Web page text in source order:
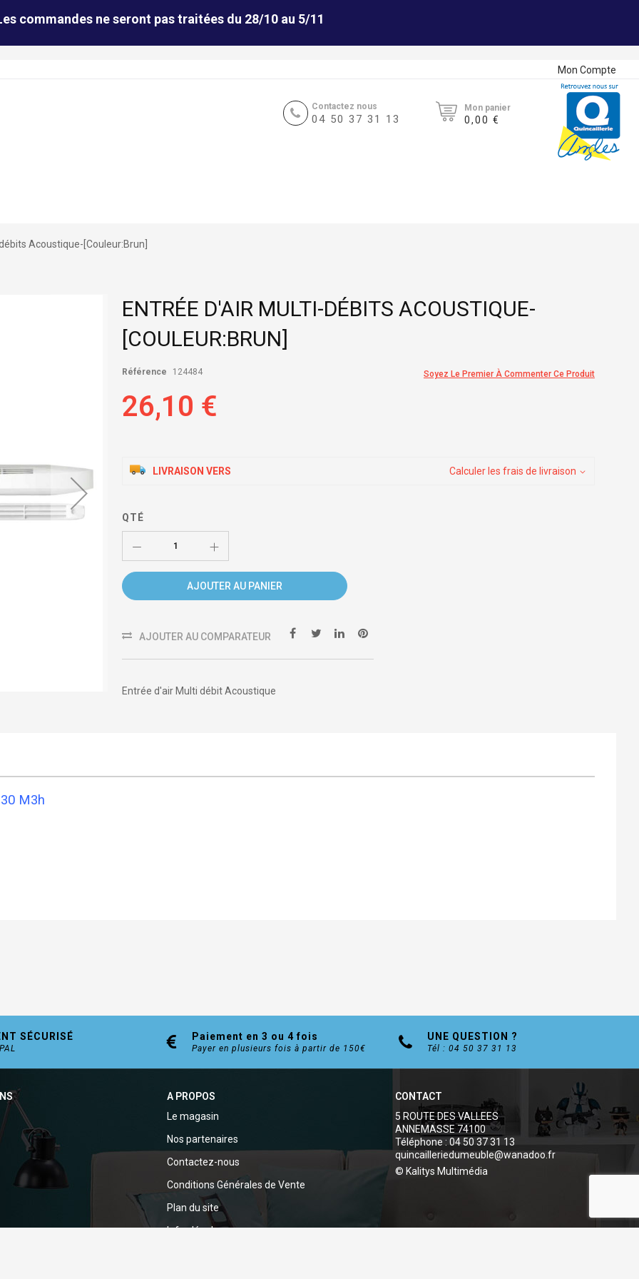
commandes ne seront pas traitées du 28/10 au 5/11
Mon Compte
Contactez nous
04 50 37 31 13
Mon panier
0,00 €
Acoustique-[Couleur:Brun]
ENTRÉE D'AIR MULTI-DÉBITS ACOUSTIQUE-
[COULEUR:BRUN]
Soyez Le Premier À Commenter Ce Produit
Référence 124484
26,10 €
LIVRAISON VERS Calculer les frais de livraison
QTÉ
AJOUTER AU PANIER
AJOUTER AU COMPARATEUR
Entrée d'air Multi débit Acoustique
M3h
SÉCURISÉ Paiement en 3 ou 4 fois
Payer en plusieurs fois à partir de 150€
UNE QUESTION ?
Tél : 04 50 37 31 13
A PROPOS
Le magasin
Nos partenaires
Contactez-nous
Conditions Générales de Vente
Plan du site
Infos légales
CONTACT
5 ROUTE DES VALLEES
ANNEMASSE 74100
Téléphone : 04 50 37 31 13
quincailleriedumeuble@wanadoo.fr
© Kalitys Multimédia